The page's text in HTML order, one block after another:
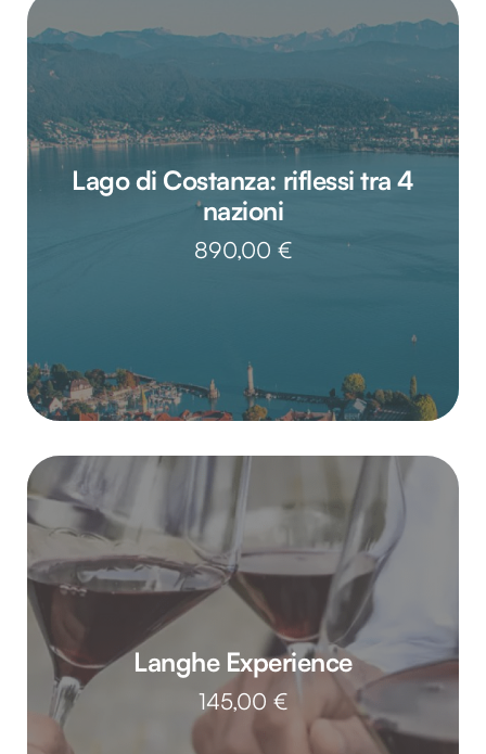
analizzare il nostro traffico. Condividiamo inoltre
informazioni sul modo in cui utilizzi il nostro sito con i
nostri partner che si occupano di analisi dei dati web,
pubblicità e social media, i quali potrebbero combinarle
con altre informazioni che hai fornito loro o che hanno
raccolto dal tuo utilizzo dei loro servizi.
Lago di Costanza: riflessi tra 4
nazioni
890,00 €
Langhe Experience
145,00 €